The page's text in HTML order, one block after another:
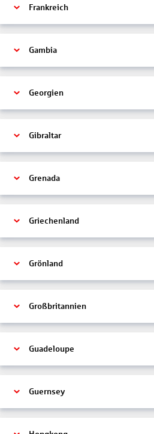
Frankreich
Gambia
Georgien
Gibraltar
Grenada
Griechenland
Grönland
Großbritannien
Guadeloupe
Guernsey